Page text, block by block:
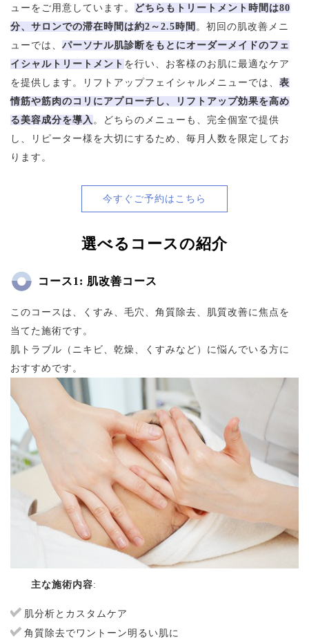
ューをご用意しています。
どちらもトリートメント時間は80
分、サロンでの滞在時間は約2～2.5時間 。初回の肌改善メニ
ューでは、 パーソナル肌診断をもとにオーダーメイドのフェ
イシャルトリートメント を行い、お客様のお肌に最適なケア
を提供します。リフトアップフェイシャルメニューでは、 表
情筋や筋肉のコリにアプローチし、リフトアップ効果を高め
る美容成分を導入 。どちらのメニューも、完全個室で提供
し、リピーター様を大切にするため、毎月人数を限定してお
ります。
今すぐご予約はこちら
選べるコースの紹介
コース1: 肌改善コース
このコースは、くすみ、毛穴、角質除去、肌質改善に焦点を
当てた施術です。
肌トラブル（ニキビ、乾燥、くすみなど）に悩んでいる方に
おすすめです。
主な施術内容:
肌分析とカスタムケア
角質除去でワントーン明るい肌に